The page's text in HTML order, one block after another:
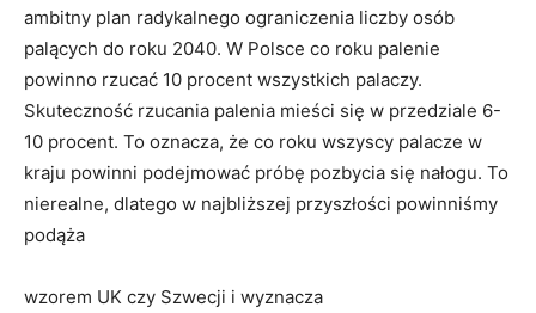
ambitny plan radykalnego ograniczenia liczby osób
palących do roku 2040. W Polsce co roku palenie
powinno rzucać 10 procent wszystkich palaczy.
Skuteczność rzucania palenia mieści się w przedziale 6-
10 procent. To oznacza, że co roku wszyscy palacze w
kraju powinni podejmować próbę pozbycia się nałogu. To
nierealne, dlatego w najbliższej przyszłości powinniśmy
podąża
wzorem UK czy Szwecji i wyznacza